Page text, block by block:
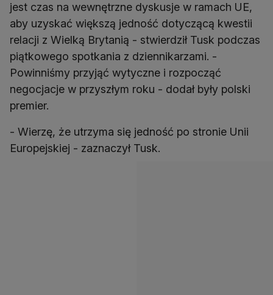
jest czas na wewnętrzne dyskusje w ramach UE,
aby uzyskać większą jedność dotyczącą kwestii
relacji z Wielką Brytanią - stwierdził Tusk podczas
piątkowego spotkania z dziennikarzami. -
Powinniśmy przyjąć wytyczne i rozpocząć
negocjacje w przyszłym roku - dodał były polski
premier.
- Wierzę, że utrzyma się jedność po stronie Unii
Europejskiej - zaznaczył Tusk.